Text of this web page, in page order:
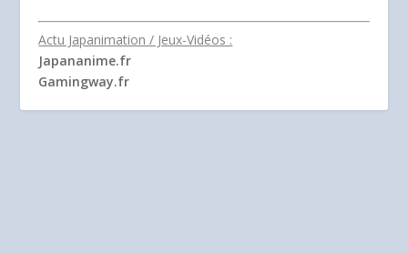
Actu Japanimation / Jeux-Vidéos :
Japananime.fr
Gamingway.fr